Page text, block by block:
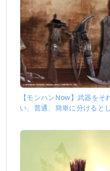
【モンハンNow】武器をそ
い、普通、簡単に分けると